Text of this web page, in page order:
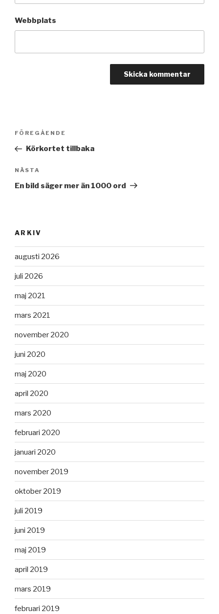
Webbplats
Inläggsnavigering
Föregående
inlägg
FÖREGÅENDE
Körkortet tillbaka
Nästa
inlägg
NÄSTA
En bild säger mer än 1000 ord
ARKIV
augusti 2026
juli 2026
maj 2021
mars 2021
november 2020
juni 2020
maj 2020
april 2020
mars 2020
februari 2020
januari 2020
november 2019
oktober 2019
juli 2019
juni 2019
maj 2019
april 2019
mars 2019
februari 2019